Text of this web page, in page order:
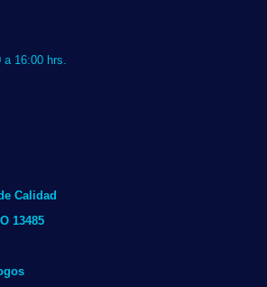
a 16:00 hrs.
Calidad
13485